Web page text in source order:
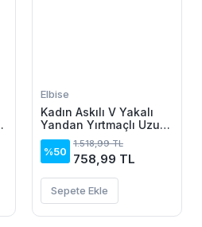
Elbise
Kadın Askılı V Yakalı
Yandan Yırtmaçlı Uzun
Viskon Elbise
%50
1.518,99 TL
758,99 TL
Sepete Ekle